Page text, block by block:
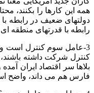
همه این کارها را بکنند،
دولتهای ضعیف در رابطه
رابطه با قدرتهای منطقه
3- عامل سوم کنترل است و
کنترل شرکت داشته
بلاها سر اقتصاد ایران
فارس هم می داند، واضح